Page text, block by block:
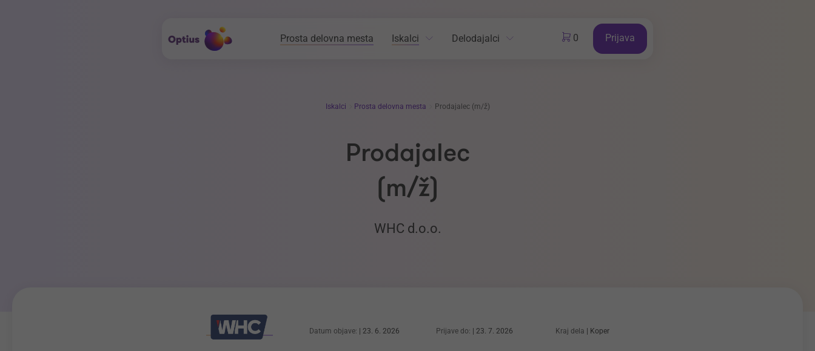
Prosta delovna mesta Iskalci Delodajalci 0 Prijava
Iskalci Prosta delovna mesta Prodajalec (m/ž)
Prodajalec
(m/ž)
WHC d.o.o.
Datum objave: 23. 6. 2026 Prijave do: 23. 7. 2026 Kraj dela Koper